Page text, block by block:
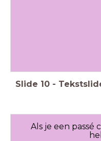
Slide 10 -
Als je een passé